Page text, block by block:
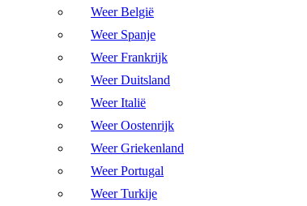
Weer België
Weer Spanje
Weer Frankrijk
Weer Duitsland
Weer Italië
Weer Oostenrijk
Weer Griekenland
Weer Portugal
Weer Turkije